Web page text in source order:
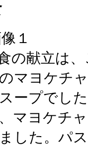
の献立は
マヨケチ
ープでし
マヨケチ
した。パ